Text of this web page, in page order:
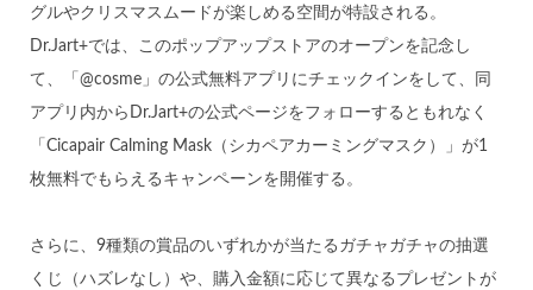
グルやクリスマスムードが楽しめる空間が特設される。
Dr.Jart+では、このポップアップストアのオープンを記念し
て、「@cosme」の公式無料アプリにチェックインをして、同
アプリ内からDr.Jart+の公式ページをフォローするともれなく
「Cicapair Calming Mask（シカペアカーミングマスク）」が1
枚無料でもらえるキャンペーンを開催する。
さらに、9種類の賞品のいずれかが当たるガチャガチャの抽選
くじ（ハズレなし）や、購入金額に応じて異なるプレゼントが